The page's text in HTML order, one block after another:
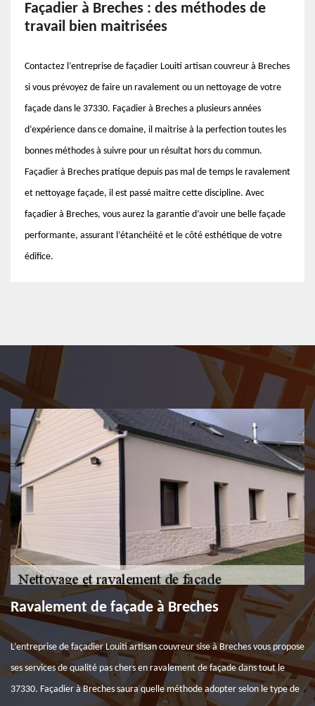
Façadier à Breches : des méthodes de
travail bien maitrisées
Contactez l’entreprise de façadier Louiti artisan couvreur à Breches
si vous prévoyez de faire un ravalement ou un nettoyage de votre
façade dans le 37330. Façadier à Breches a plusieurs années
d’expérience dans ce domaine, il maitrise à la perfection toutes les
bonnes méthodes à suivre pour un résultat hors du commun.
Façadier à Breches pratique depuis pas mal de temps le ravalement
et nettoyage façade, il est passé maitre cette discipline. Avec
façadier à Breches, vous aurez la garantie d’avoir une belle façade
performante, assurant l’étanchéité et le côté esthétique de votre
édifice.
Ravalement de façade à Breches
L’entreprise de façadier Louiti artisan couvreur sise à Breches vous propose
ses services de qualité pas chers en ravalement de façade dans tout le
37330. Façadier à Breches saura quelle méthode adopter selon le type de